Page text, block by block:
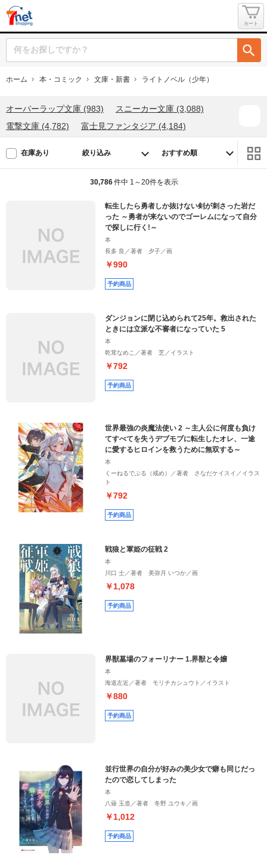
カート
ホーム 本・コミック 文庫・新書 ライトノベル（少年）
オーバーラップ文庫 (983)
スニーカー文庫 (3,088)
電撃文庫 (4,782)
富士見ファンタジア (4,184)
ＭＦ文庫Ｊ (2,491)
一迅社文庫 (454)
ヒーロー文庫 (514)
モンスター文庫 (372)
集英社ダッシュエックス文庫 (677)
講談社ラノベ文庫 (689)
富士見ドラゴンブック (638)
他ライトノベル（少年） (4,831)
在庫あり 絞り込み
30,786件中 1～20件を表示
転生したら勇者しか抜けない剣が刺さった岩だ
った ～勇者が来ないのでゴーレムになって自分
で探しに行く!～
本
長多 良／著者 夕子／画
￥990
予約商品
ダンジョンに閉じ込められて25年。救出された
ときには立派な不審者になっていた 5
本
乾茸なめこ／著者 芝／イラスト
￥792
予約商品
世界最強の炎魔法使い 2 ～主人公に何度も負け
てすべてを失うデブモブに転生したオレ、一途
に愛するヒロインを救うために無双する～
本
くーねるでぶる（戒め）／著者 さなだケイスイ／イラス
ト
￥792
予約商品
戦狼と軍姫の征戦 2
本
川口 士／著者 美弥月 いつか／画
￥1,078
予約商品
界獣墓場のフォーリナー 1.界獣と令嬢
本
海道左近／著者 モリチカシュウト／イラスト
￥880
予約商品
並行世界の自分が好みの美少女で癖も同じだっ
たので恋してしまった
本
八薙 玉造／著者 冬野 ユウキ／画
￥1,012
予約商品